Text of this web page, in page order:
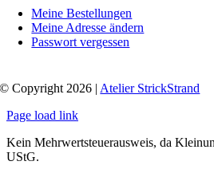
Meine Bestellungen
Meine Adresse ändern
Passwort vergessen
© Copyright 2026 |Atelier StrickStrand
Page load link
Kein Mehrwertsteuerausweis, da
UStG.